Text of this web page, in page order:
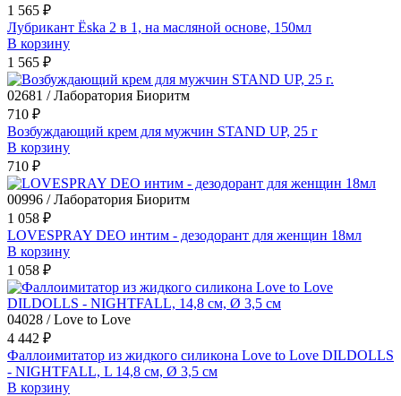
1 565 ₽
Лубрикант Ёska 2 в 1, на масляной основе, 150мл
В корзину
1 565 ₽
02681 / Лаборатория Биоритм
710 ₽
Возбуждающий крем для мужчин STAND UP, 25 г
В корзину
710 ₽
00996 / Лаборатория Биоритм
1 058 ₽
LOVESPRAY DEO интим - дезодорант для женщин 18мл
В корзину
1 058 ₽
04028 / Love to Love
4 442 ₽
Фаллоимитатор из жидкого силикона Love to Love DILDOLLS
- NIGHTFALL, L 14,8 см, Ø 3,5 см
В корзину